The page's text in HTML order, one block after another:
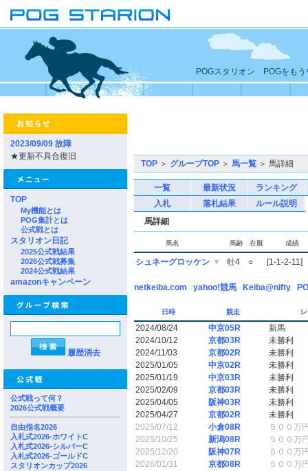
POGスタリオン POGをもう
2023/09/09 故障
★更新不具合復旧
TOP
My機能とは
POG集計とは
公式戦とは
スタリオン日記
2025公式戦結果
2026公式戦募集
2024公式戦結果
amazonキャンペーン
履歴消去
公式戦って何？
2026公式戦概要
自由指名2026
入札式2026-ホワイトC
入札式2026-シルバーC
入札式2026-ゴールドC
スタリオンカップ2026
TOP ＞ グループTOP ＞ 馬一覧 ＞ 馬詳細
一覧 最新状況
ランキング
入札
落札結果
ルール説明
馬詳細
馬名 馬齢 在厩 成績
シュネーグロッケン ▼ 牡4 ○ [1-1-2-11]
netkeiba.com yahoo!競馬 Keiba@nifty
日時 競走
2024/08/24 中京05R
新馬
2024/10/12
京都03R
未勝利
2024/11/03
京都02R
未勝利
2025/01/05
中京02R
未勝利
2025/01/19
中京03R
未勝利
2025/02/09
京都03R
未勝利
2025/04/05
阪神03R
未勝利
2025/04/27
京都02R
未勝利
2025/07/12
小倉08R
５００万
2025/10/25
新潟08R
５００万
2025/12/20
阪神07R
５００万
2026/01/31
京都08R
５００万